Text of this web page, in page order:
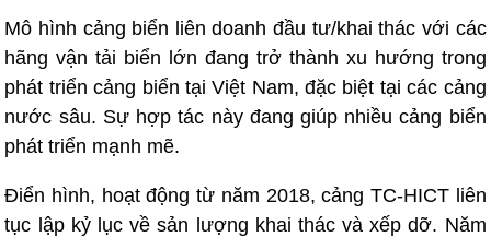
Mô hình cảng biển liên doanh đầu tư/khai thác với các
hãng vận tải biển lớn đang trở thành xu hướng trong
phát triển cảng biển tại Việt Nam, đặc biệt tại các cảng
nước sâu. Sự hợp tác này đang giúp nhiều cảng biển
phát triển mạnh mẽ.
Điển hình, hoạt động từ năm 2018, cảng TC-HICT liên
tục lập kỷ lục về sản lượng khai thác và xếp dỡ. Năm